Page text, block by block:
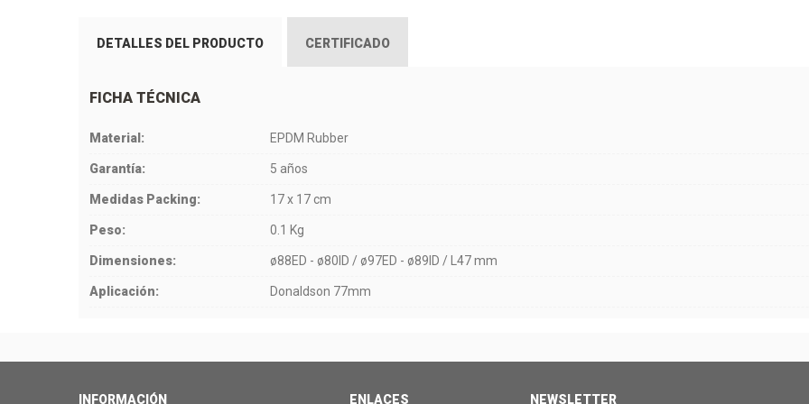
DETALLES DEL PRODUCTO CERTIFICADO
FICHA TÉCNICA
Material: EPDM Rubber
Garantía: 5 años
Medidas Packing: 17 x 17 cm
Peso: 0.1 Kg
Dimensiones: ø88ED - ø80ID / ø97ED - ø89ID / L47 mm
Aplicación: Donaldson 77mm
INFORMACIÓN ENLACES NEWSLETTER